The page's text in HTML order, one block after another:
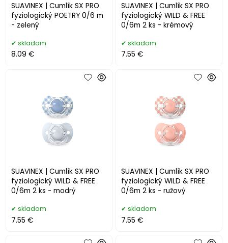
SUAVINEX | Cumlík SX PRO
fyziologický POETRY 0/6 m
- zelený
skladom
8.09 €
SUAVINEX | Cumlík SX PRO
fyziologický WILD & FREE
0/6m 2 ks - krémový
skladom
7.55 €
SUAVINEX | Cumlík SX PRO
fyziologický WILD & FREE
0/6m 2 ks - modrý
skladom
7.55 €
SUAVINEX | Cumlík SX PRO
fyziologický WILD & FREE
0/6m 2 ks - ružový
skladom
7.55 €